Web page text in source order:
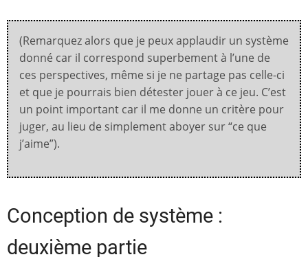
(Remarquez alors que je peux applaudir un système
donné car il correspond superbement à l’une de
ces perspectives, même si je ne partage pas celle-ci
et que je pourrais bien détester jouer à ce jeu. C’est
un point important car il me donne un critère pour
juger, au lieu de simplement aboyer sur “ce que
j’aime”).
Conception de système :
deuxième partie